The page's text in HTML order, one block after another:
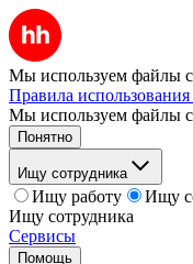
Мы используем файлы
Правила
Мы используем файлы
Понятно
Ищу сотрудника
Ищу работу
Ищу
Ищу сотрудника
Сервисы
Помощь